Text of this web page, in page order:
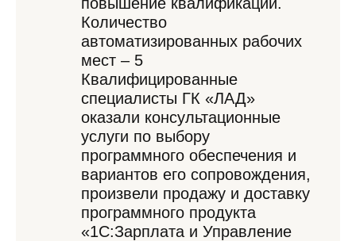
Количество
автоматизированных рабочих
мест – 5
Квалифицированные
специалисты ГК «ЛАД»
оказали консультационные
услуги по выбору
программного обеспечения и
вариантов его сопровождения,
произвели продажу и доставку
программного продукта
«1С:Зарплата и Управление